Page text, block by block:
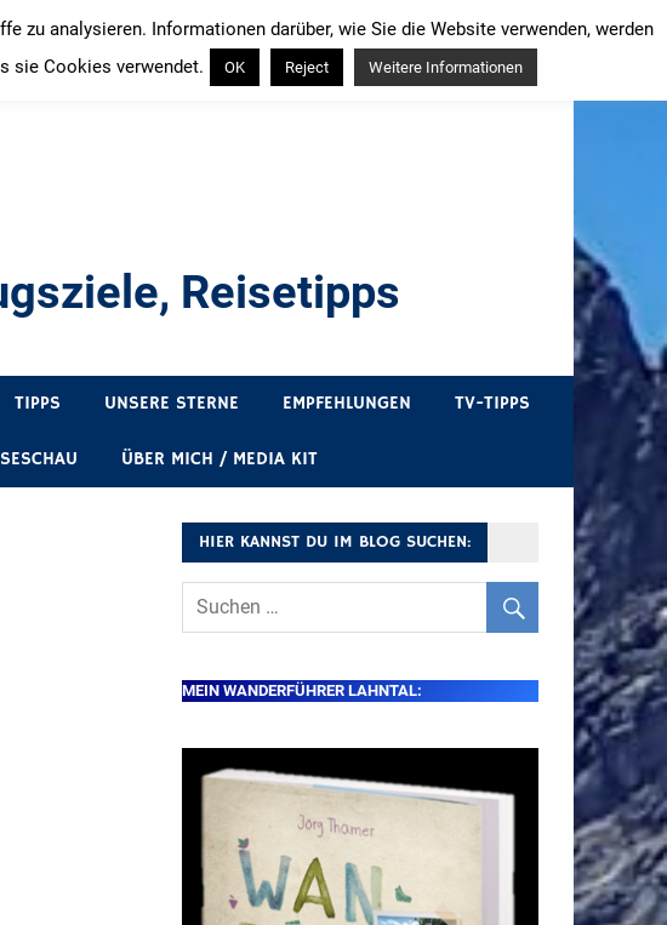
Reisetipps
TIPPS UNSERE STERNE EMPFEHLUNGEN TV-TIPPS
ÜBER MICH / MEDIA KIT
HIER KANNST DU IM BLOG SUCHEN:
MEIN WANDERFÜHRER LAHNTAL:
zu analysieren. Informationen darüber, wie Sie die Website verwenden, werden
sie Cookies verwendet.
OK Reject Weitere Informationen